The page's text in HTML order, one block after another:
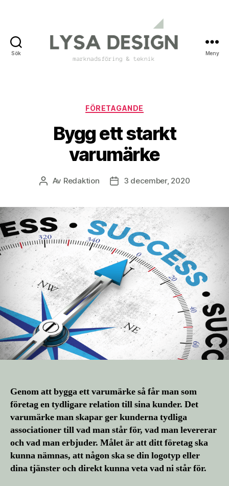
Sök Meny
Kategorier
FÖRETAGANDE
Bygg ett starkt
varumärke
Inläggsförfattare
Av Redaktion Inläggsdatum
3 december, 2020
Genom att bygga ett varumärke så får man som
företag en tydligare relation till sina kunder. Det
varumärke man skapar ger kunderna tydliga
associationer till vad man står för, vad man levererar
och vad man erbjuder. Målet är att ditt företag ska
kunna nämnas, att någon ska se din logotyp eller
dina tjänster och direkt kunna veta vad ni står för.